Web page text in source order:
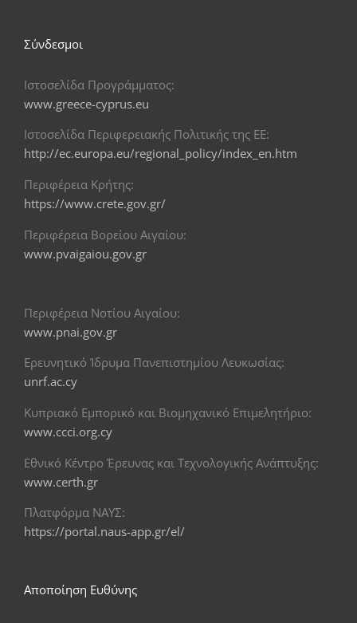
Σύνδεσμοι
Ιστοσελίδα Προγράμματος:
www.greece-cyprus.eu
Ιστοσελίδα Περιφερειακής Πολιτικής της ΕΕ:
http://ec.europa.eu/regional_policy/index_en.htm
Περιφέρεια Κρήτης:
https://www.crete.gov.gr/
Περιφέρεια Βορείου Αιγαίου:
www.pvaigaiou.gov.gr
Περιφέρεια Νοτίου Αιγαίου:
www.pnai.gov.gr
Ερευνητικό Ίδρυμα Πανεπιστημίου Λευκωσίας:
unrf.ac.cy
Κυπριακό Εμπορικό και Βιομηχανικό Επιμελητήριο:
www.ccci.org.cy
Εθνικό Κέντρο Έρευνας και Τεχνολογικής Ανάπτυξης:
www.certh.gr
Πλατφόρμα ΝΑΥΣ:
https://portal.naus-app.gr/el/
Αποποίηση Ευθύνης